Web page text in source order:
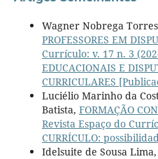
Wagner Nobrega
PROFESSORES EM
Currículo: v. 17 n. 3
EDUCACIONAIS E
CURRICULARES
Luciélio Marinho da
Batista, FORMAÇÃO
Revista Espaço do
CURRÍCULO:
Idelsuite de Sousa Lima,